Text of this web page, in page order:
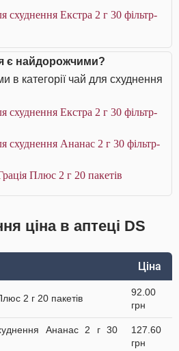
схуднення Екстра 2 г 30 фільтр-
є найдорожчими?
категорії чай для схуднення
схуднення Екстра 2 г 30 фільтр-
схуднення Ананас 2 г 30 фільтр-
Плюс 2 г 20 пакетів
ціна в аптеці DS
Ціна
2 г 20 пакетів
92.00
грн
Ананас 2 г 30
127.60
грн